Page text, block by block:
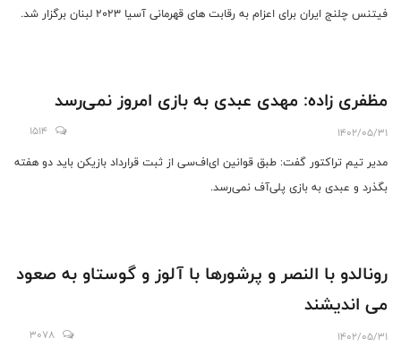
فیتنس چلنج ایران برای اعزام به رقابت های قهرمانی آسیا 2023 لبنان برگزار شد.
مظفری زاده: مهدی عبدی به بازی امروز نمی‌رسد
1402/05/31
1514
مدیر تیم تراکتور گفت: طبق قوانین ای‌اف‌سی از ثبت قرارداد بازیکن باید دو هفته
بگذرد و عبدی به بازی پلی‌آف نمی‌رسد.
رونالدو با النصر و پرشورها با آلوز و گوستاو به صعود
می اندیشند
1402/05/31
3078